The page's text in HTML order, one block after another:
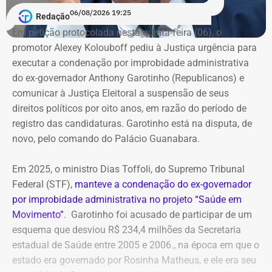
Redação06/08/2026 19:25
Em petição protocolada nesta quinta-feira (06), o
promotor Alexey Kolouboff pediu à Justiça urgência para
executar a condenação por improbidade administrativa
do ex-governador Anthony Garotinho (Republicanos) e
comunicar à Justiça Eleitoral a suspensão de seus
direitos políticos por oito anos, em razão do período de
registro das candidaturas. Garotinho está na disputa, de
novo, pelo comando do Palácio Guanabara.
Em 2025, o ministro Dias Toffoli, do Supremo Tribunal
Federal (STF), manteve a condenação do ex-governador
por improbidade administrativa no projeto “Saúde em
Movimento”. Garotinho foi acusado de participar de um
esquema que desviou R$ 234,4 milhões da Secretaria
estadual de Saúde entre 2005 e 2006., na época em que o
estado era governado por Rosinha Matheus, e ele era seu